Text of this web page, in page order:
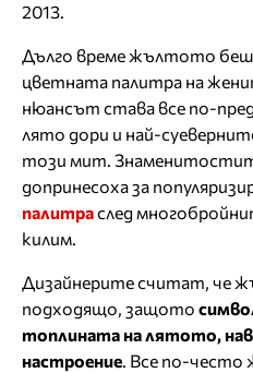
2013.
Дълго време жълтото
цветната палитра на
нюансът става все по-
лято дори и най-
този мит.
допринесоха за
палитраслед
килим.
Дизайнерите считат, че
подходящо, защото
топлината на лятото,
настроение. Все по-често